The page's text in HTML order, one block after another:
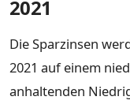
2021
Die Sparzinsen
2021 auf einem
anhaltenden